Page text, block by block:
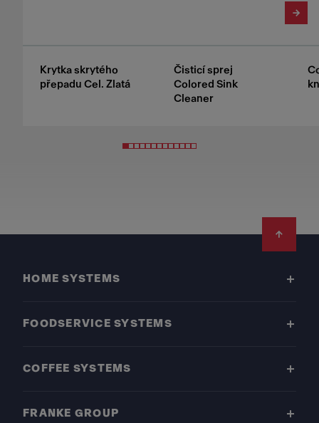
Krytka skrytého
přepadu Cel. Zlatá
Čisticí sprej
Colored Sink
Cleaner
HOME SYSTEMS
FOODSERVICE SYSTEMS
COFFEE SYSTEMS
FRANKE GROUP